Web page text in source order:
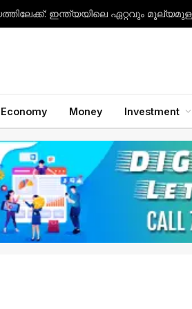
Economy Money Investment